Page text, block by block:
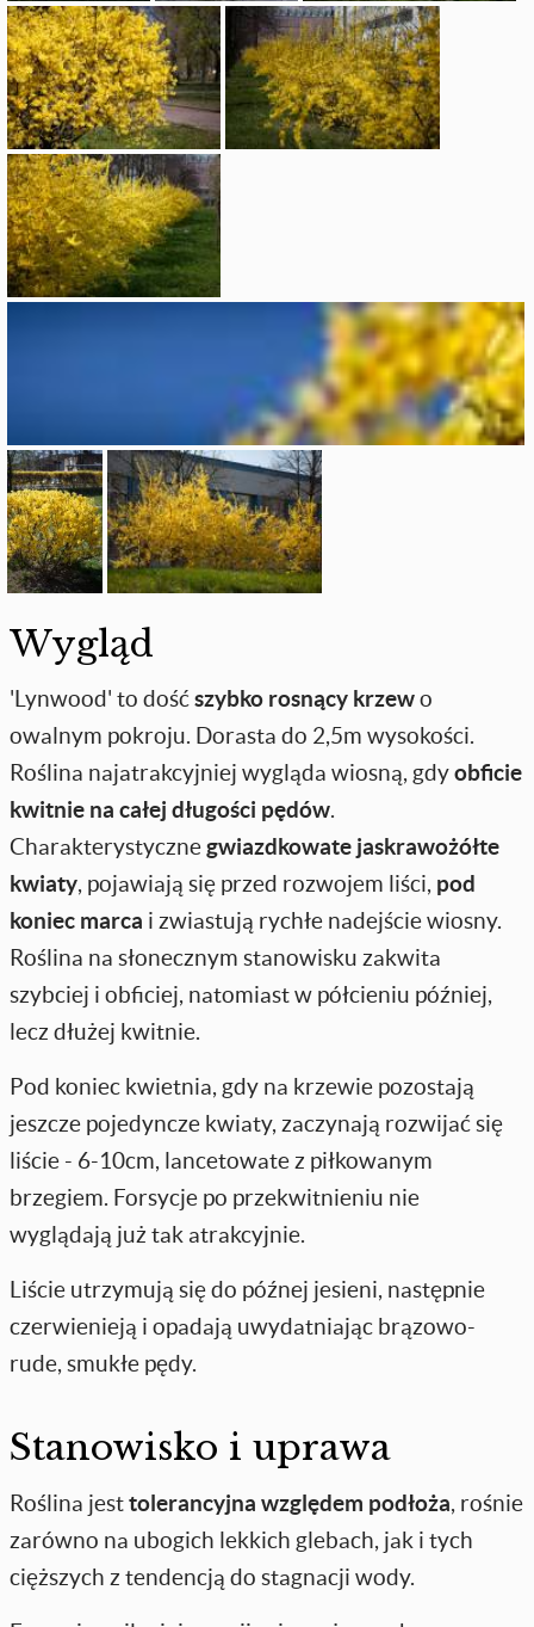
Wygląd
'Lynwood' to dośćszybko rosnący krzewo
owalnym pokroju. Dorasta do 2,5m wysokości.
Roślina najatrakcyjniej wygląda wiosną, gdyobficie
kwitnie na całej długości pędów.
Charakterystycznegwiazdkowate jaskrawożółte
kwiaty, pojawiają się przed rozwojem liści, pod
koniec marca i zwiastują rychłe nadejście wiosny.
Roślina na słonecznym stanowisku zakwita
szybciej i obficiej, natomiast w półcieniu później,
lecz dłużej kwitnie.
Pod koniec kwietnia, gdy na krzewie pozostają
jeszcze pojedyncze kwiaty, zaczynają rozwijać się
liście - 6-10cm, lancetowate z piłkowanym
brzegiem. Forsycje po przekwitnieniu nie
wyglądają już tak atrakcyjnie.
Liście utrzymują się do późnej jesieni, następnie
czerwienieją i opadają uwydatniając brązowo-
rude, smukłe pędy.
Stanowisko i uprawa
Roślina jesttolerancyjna względem podłoża, rośnie
zarówno na ubogich lekkich glebach, jak i tych
cięższych z tendencją do stagnacji wody.